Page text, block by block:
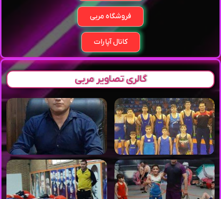
فروشگاه مربی
کانال آپارات
گالری تصاویر مربی